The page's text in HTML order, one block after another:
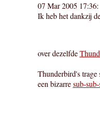
07 Mar 2005 17:36:
Ik heb het dankzij
over dezelfde
Thunderbird's trage
een bizarresub-